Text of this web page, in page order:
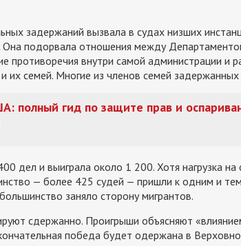
задержаний вызвала в судах низших
подорвала отношения между
противоречия внутри самой администрации и
их семей. Многие из членов семей
полный гид по защите прав и
дел и выиграла около 1 200. Хотя нагрузка на
— более 425 судей — пришли к одним и
заняло сторону мигрантов.
сдержанно. Проигрыши объясняют
победа будет одержана в